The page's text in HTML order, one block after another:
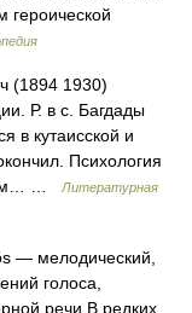
героической
(1894 1930)
Р. в с. Багдады
в кутаисской и
Психология
…
Литературная
— мелодический,
голоса,
речи.В редких